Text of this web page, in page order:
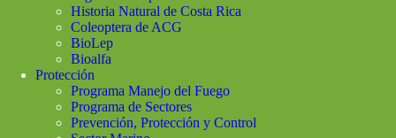
Historia Natural de Costa Rica
Coleoptera de ACG
BioLep
Bioalfa
Protección
Programa Manejo del Fuego
Programa de Sectores
Prevención, Protección y Control